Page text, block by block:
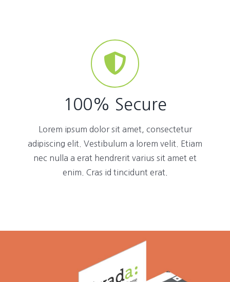
100% Secure
Lorem ipsum dolor sit amet, consectetur
adipiscing elit. Vestibulum a lorem velit. Etiam
nec nulla a erat hendrerit varius sit amet et
enim. Cras id tincidunt erat.